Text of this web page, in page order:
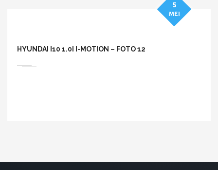
HYUNDAI I10 1.0I I-MOTION – FOTO 12
5
MEI